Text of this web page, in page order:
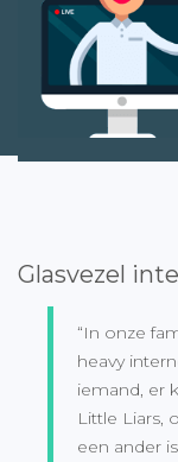
Glasvezel
“In onze
heavy
iemand, er
Little Liars,
een ander